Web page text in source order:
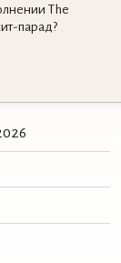
The
парад?